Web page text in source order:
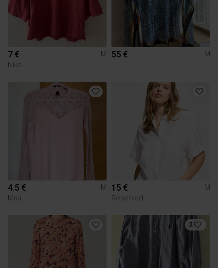
7 €
M
Nike
55 € M
4.5 €
M
Muu
15 €
M
Reserved
2